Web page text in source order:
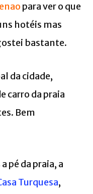
para ver o que
hotéis mas
bastante.
da cidade,
carro da praia
Bem
pé da praia, a
Turquesa,